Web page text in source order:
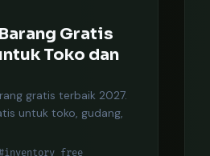
Gratis
Toko dan
gratis terbaik 2027.
untuk toko, gudang,
free